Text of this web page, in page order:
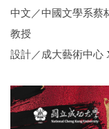
中文／中國文學系
教授
設計／成大藝術中心